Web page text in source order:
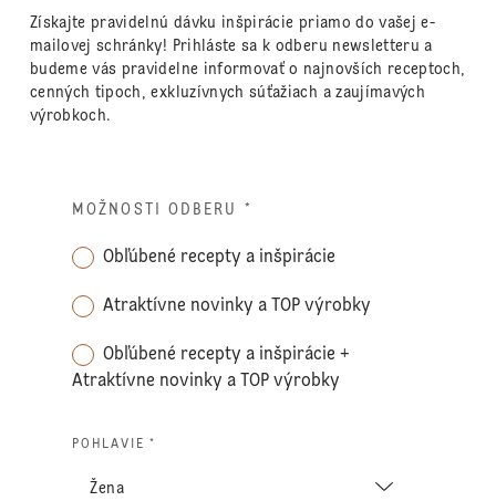
Získajte pravidelnú dávku inšpirácie priamo do vašej e-
mailovej schránky! Prihláste sa k odberu newsletteru a
budeme vás pravidelne informovať o najnovších receptoch,
cenných tipoch, exkluzívnych súťažiach a zaujímavých
výrobkoch.
MOŽNOSTI ODBERU *
Obľúbené recepty a inšpirácie
Atraktívne novinky a TOP výrobky
Obľúbené recepty a inšpirácie +
Atraktívne novinky a TOP výrobky
POHLAVIE *